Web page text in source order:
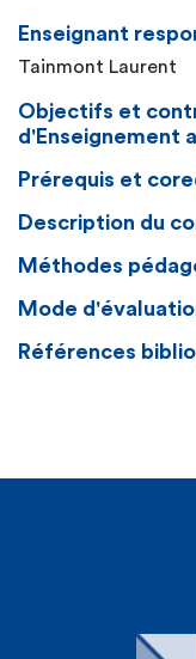
Enseignant
Tainmont Laurent
Objectifs et
d'Enseignement
Prérequis et
Description du
Méthodes
Mode
Références